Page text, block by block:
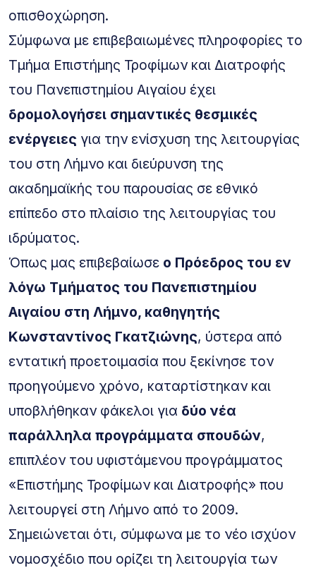
οπισθοχώρηση.
Σύμφωνα με επιβεβαιωμένες πληροφορίες το
Τμήμα Επιστήμης Τροφίμων και Διατροφής
του Πανεπιστημίου Αιγαίου έχει
δρομολογήσει σημαντικές θεσμικές
ενέργειες για την ενίσχυση της λειτουργίας
του στη Λήμνο και διεύρυνση της
ακαδημαϊκής του παρουσίας σε εθνικό
επίπεδο στο πλαίσιο της λειτουργίας του
ιδρύματος.
Όπως μας επιβεβαίωσε ο Πρόεδρος του εν
λόγω Τμήματος του Πανεπιστημίου
Αιγαίου στη Λήμνο, καθηγητής
Κωνσταντίνος Γκατζιώνης, ύστερα από
εντατική προετοιμασία που ξεκίνησε τον
προηγούμενο χρόνο, καταρτίστηκαν και
υποβλήθηκαν φάκελοι για δύο νέα
παράλληλα προγράμματα σπουδών,
επιπλέον του υφιστάμενου προγράμματος
«Επιστήμης Τροφίμων και Διατροφής» που
λειτουργεί στη Λήμνο από το 2009.
Σημειώνεται ότι, σύμφωνα με το νέο ισχύον
νομοσχέδιο που ορίζει τη λειτουργία των